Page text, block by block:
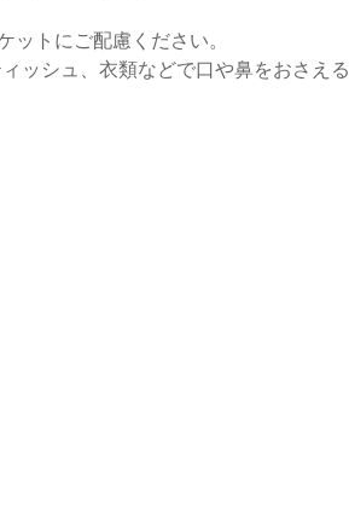
ットにご配慮ください。
ッシュ、衣類などで口や鼻をおさえ